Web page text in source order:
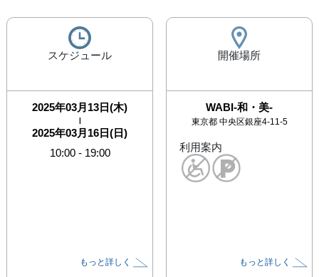
スケジュール
2025年03月13日(木)
|
2025年03月16日(日)
10:00- 19:00
もっと詳しく
開催場所
WABI-和・美-
東京都 中央区銀座4-11-5
利用案内
もっと詳しく